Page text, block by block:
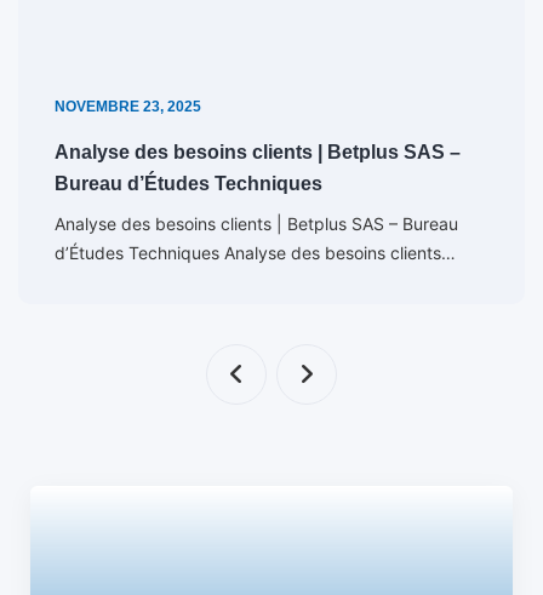
NOVEMBRE 23, 2025
Analyse des besoins clients | Betplus SAS –
Bureau d’Études Techniques
Analyse des besoins clients | Betplus SAS – Bureau
d’Études Techniques Analyse des besoins clients…